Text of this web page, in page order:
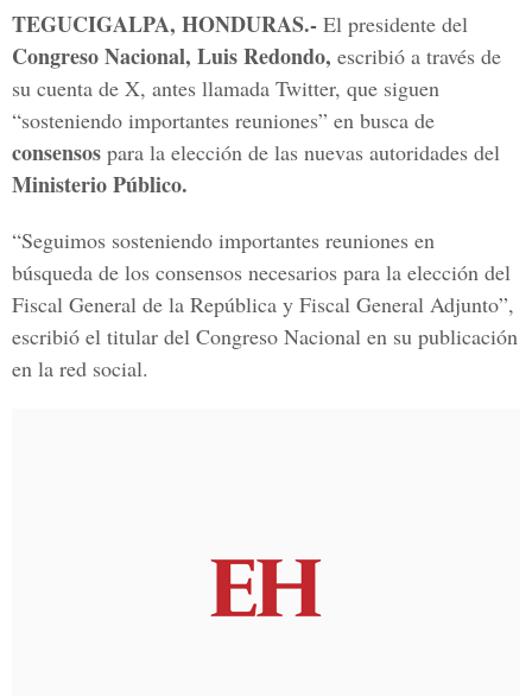
TEGUCIGALPA, HONDURAS.- El presidente del
Congreso Nacional, Luis Redondo, escribió a través de
su cuenta de X, antes llamada Twitter, que siguen
“sosteniendo importantes reuniones” en busca de
consensos para la elección de las nuevas autoridades del
Ministerio Público.
“Seguimos sosteniendo importantes reuniones en
búsqueda de los consensos necesarios para la elección del
Fiscal General de la República y Fiscal General Adjunto”,
escribió el titular del Congreso Nacional en su publicación
en la red social.